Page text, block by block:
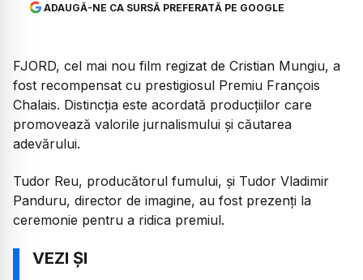
ADAUGĂ-NE CA SURSĂ PREFERATĂ PE GOOGLE
FJORD, cel mai nou film regizat de Cristian Mungiu, a
fost recompensat cu prestigiosul Premiu François
Chalais. Distincția este acordată producțiilor care
promovează valorile jurnalismului și căutarea
adevărului.
Tudor Reu, producătorul fumului, și Tudor Vladimir
Panduru, director de imagine, au fost prezenți la
ceremonie pentru a ridica premiul.